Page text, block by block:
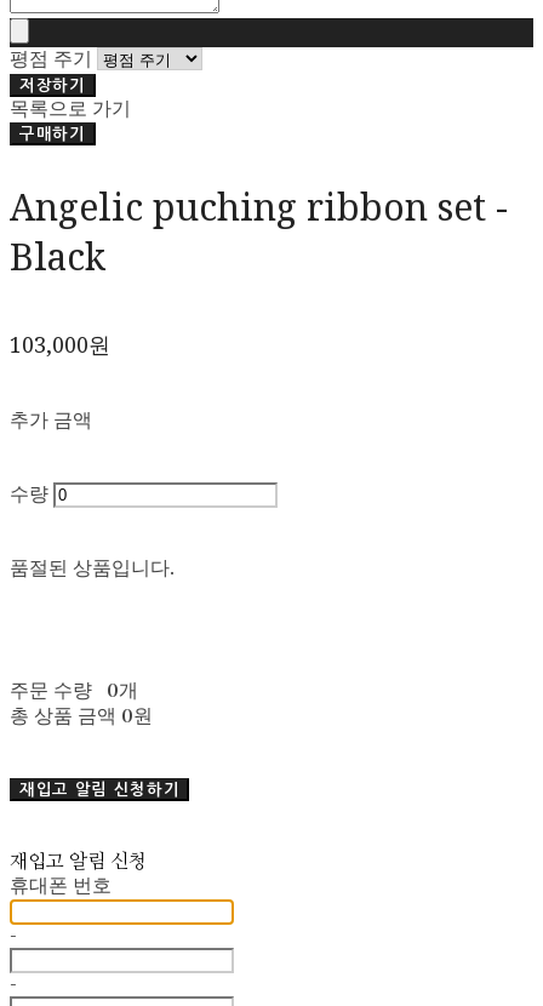
평점 주기
저장하기
목록으로 가기
구매하기
Angelic puching ribbon set -
Black
103,000원
추가 금액
수량
품절된 상품입니다.
주문 수량
0개
총 상품 금액 0원
재입고 알림 신청하기
재입고 알림 신청
휴대폰 번호
-
-